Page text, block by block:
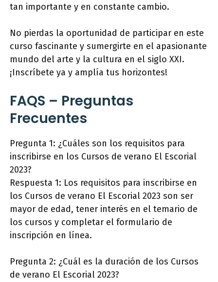
tan importante y en constante cambio.
No pierdas la oportunidad de participar en este
curso fascinante y sumergirte en el apasionante
mundo del arte y la cultura en el siglo XXI.
¡Inscríbete ya y amplía tus horizontes!
FAQS – Preguntas
Frecuentes
Pregunta 1: ¿Cuáles son los requisitos para
inscribirse en los Cursos de verano El Escorial
2023?
Respuesta 1: Los requisitos para inscribirse en
los Cursos de verano El Escorial 2023 son ser
mayor de edad, tener interés en el temario de
los cursos y completar el formulario de
inscripción en línea.
Pregunta 2: ¿Cuál es la duración de los Cursos
de verano El Escorial 2023?